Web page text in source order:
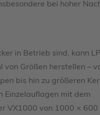
bei hoher
in Betrieb sind, kann
von Größen herstellen –
bis hin zu größeren
Einzelauflagen mit dem
VX1000 von 1000 × 600